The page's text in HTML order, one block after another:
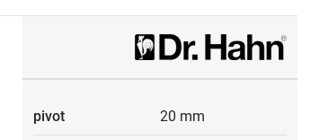
pivot 20 mm